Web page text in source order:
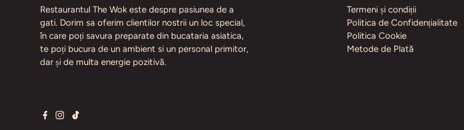
Restaurantul The Wok este despre pasiunea de a
gati. Dorim sa oferim clientilor nostrii un loc special,
în care poți savura preparate din bucataria asiatica,
te poți bucura de un ambient si un personal primitor,
dar și de multa energie pozitivă.
Termeni și condiții
Politica de Confidențialitate
Politica Cookie
Metode de Plată